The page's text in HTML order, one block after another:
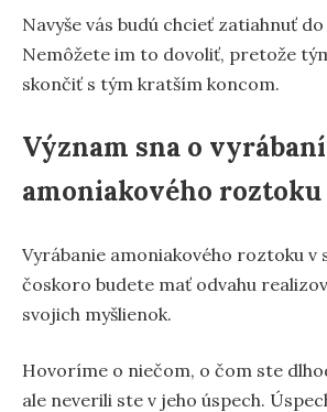
Navyše vás budú chcieť zatiahnuť
Nemôžete im to dovoliť, pretože
skončiť s tým kratším koncom.
Význam sna o vyrábaní
amoniakového roztoku
Vyrábanie amoniakového roztoku v
čoskoro budete mať odvahu
svojich myšlienok.
Hovoríme o niečom, o čom ste
ale neverili ste v jeho úspech.